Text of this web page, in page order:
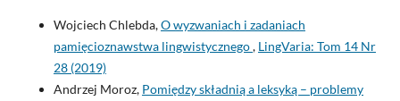
Wojciech Chlebda,O wyzwaniach i zadaniach
pamięcioznawstwa lingwistycznego, LingVaria: Tom 14 Nr
28 (2019)
Andrzej Moroz, Pomiędzy składnią a leksyką – problemy